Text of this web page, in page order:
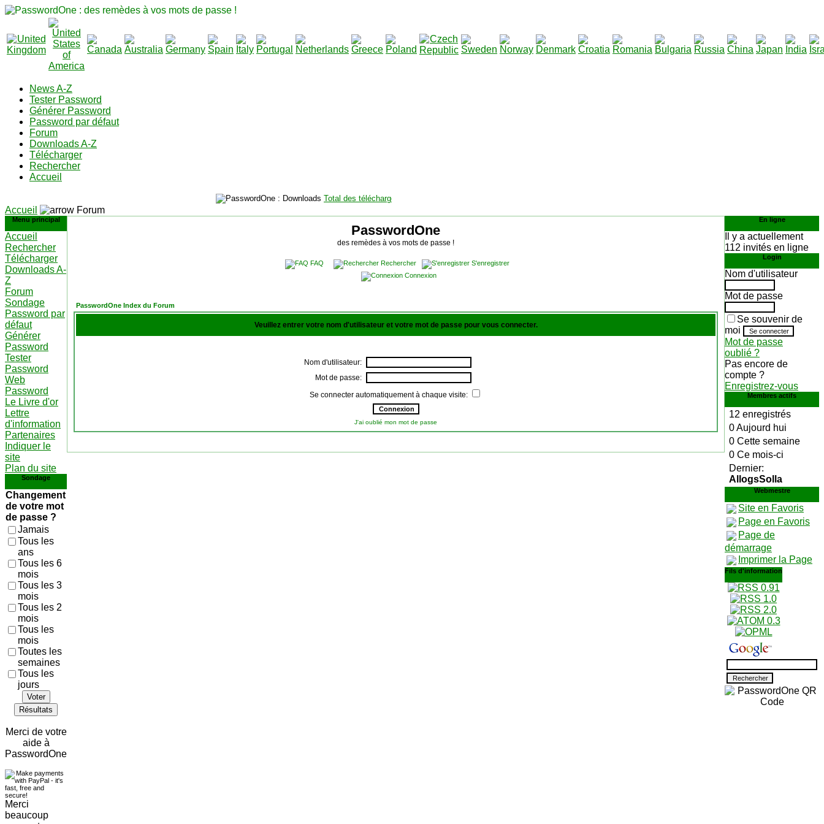
News A-Z
Tester Password
Générer Password
Password par défaut
Forum
Downloads A-Z
Télécharger
Rechercher
Accueil
Total des téléchargements
Accueil
Forum
Menu principal
Accueil
Rechercher
Télécharger
Downloads A-
Z
Forum
Sondage
Password par
défaut
Générer
Password
Tester
Password
Web
Password
Le Livre d'or
Lettre
d'information
Partenaires
Indiquer le
site
Plan du site
Sondage
Changement
de votre mot
de passe ?
Jamais
Tous les
ans
Tous les 6
mois
Tous les 3
mois
Tous les 2
mois
Tous les
mois
Toutes les
semaines
Tous les
jours
Voter
Résultats
Merci de votre
aide à
PasswordOne
Merci
beaucoup
PasswordOne
des remèdes à vos mots de passe !
FAQ Rechercher
S'enregistrer
Connexion
PasswordOne Index du Forum
Veuillez entrer votre nom d'utilisateur et votre mot de passe pour vous connecter.
Nom d'utilisateur:
Mot de passe:
Se connecter automatiquement à chaque visite:
J'ai oublié mon mot de passe
En ligne
Il y a actuellement
112 invités en ligne
Login
Nom d'utilisateur
Mot de passe
Se souvenir de
moi
Mot de passe
oublié ?
Pas encore de
compte ?
Enregistrez-vous
Membres actifs
12 enregistrés
0 Aujourd hui
0 Cette semaine
0 Ce mois-ci
Dernier:
AllogsSolla
Webmestre
Site en Favoris
Page en Favoris
Page de
démarrage
Imprimer la Page
Fils d'information